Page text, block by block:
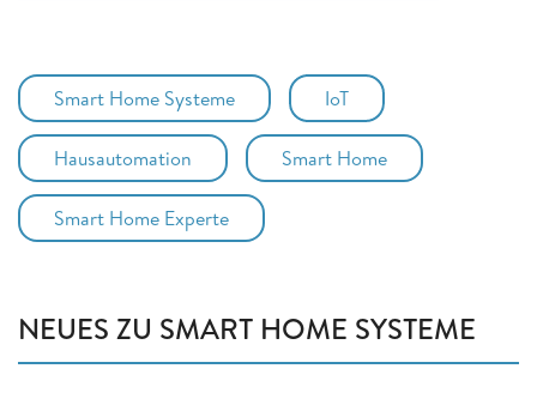
Smart Home Systeme IoT
Hausautomation Smart Home
Smart Home Experte
NEUES ZU SMART HOME SYSTEME